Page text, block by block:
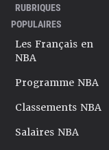
RUBRIQUES
POPULAIRES
Les Français en
NBA
Programme NBA
Classements NBA
Salaires NBA